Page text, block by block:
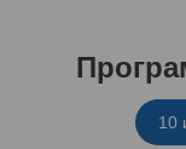
10